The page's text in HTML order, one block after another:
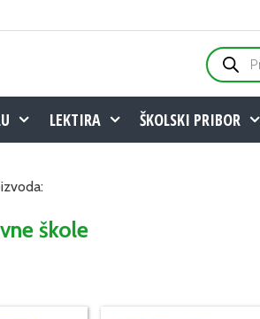
Products
search
LEKTIRA ŠKOLSKI PRIBOR
škole